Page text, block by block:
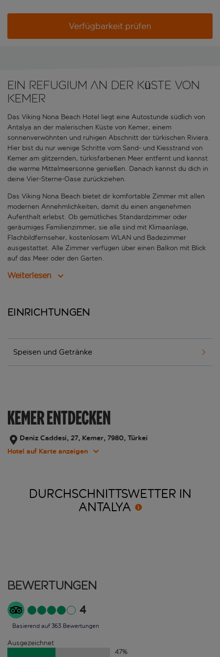
Verfügbarkeit prüfen
Ein Refugium an der Küste von
Kemer
Das Viking Nona Beach Hotel liegt eine Autostunde südlich von
Antalya an der malerischen Küste von Kemer, einem
sonnenverwöhnten und ruhigen Abschnitt der türkischen Riviera.
Hier bist du nur wenige Schritte vom Sand- und Kiesstrand von
Kemer am glitzernden, türkisfarbenen Meer entfernt und kannst
die warme Mittelmeersonne genießen. Danach kannst du dich in
deine Vier-Sterne-Oase zurückziehen.
Das Viking Nona Beach bietet dir komfortable Zimmer mit allen
modernen Annehmlichkeiten, damit du einen angenehmen
Aufenthalt erlebst. Ob gemütliches Standardzimmer oder
geräumiges Familienzimmer, sie alle sind mit Klimaanlage,
Flachbildfernseher, kostenlosem WLAN und Badezimmer
ausgestattet. Alle Zimmer verfügen über einen Balkon mit Blick
auf das Meer oder den Garten.
Weiterlesen
Einrichtungen
Speisen und Getränke
KEMER ENTDECKEN
Deniz Caddesi, 27, Kemer, 7980, Türkei
Hotel auf Karte anzeigen
DURCHSCHNITTSWETTER IN
ANTALYA
Bewertungen
4
Basierend auf 363 Bewertungen
Ausgezeichnet
47%